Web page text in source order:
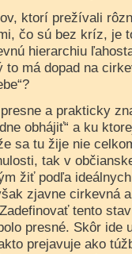
ktorí prežívali
čo sú bez kríz, je
hierarchiu
má dopad na
a prakticky
obhájiť“ a ku
sa tu žije nie
tak v
žiť podľa
zjavne cirkevná
tento
presné. Skôr ide
prejavuje ako